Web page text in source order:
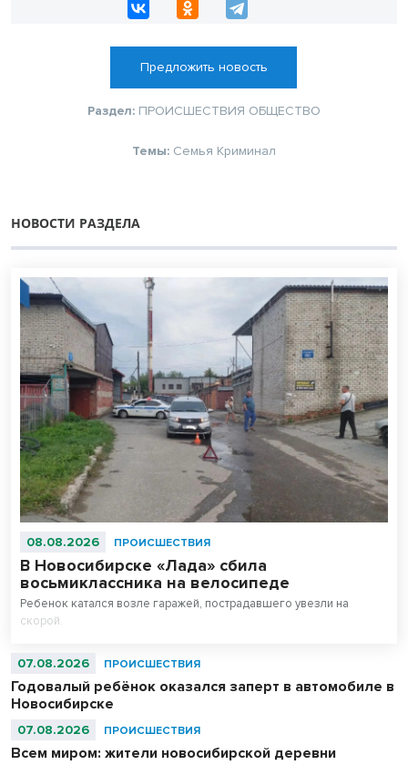
Предложить новость
Раздел: ПРОИСШЕСТВИЯ ОБЩЕСТВО
Темы: Семья Криминал
НОВОСТИ РАЗДЕЛА
08.08.2026 ПРОИСШЕСТВИЯ
В Новосибирске «Лада» сбила
восьмиклассника на велосипеде
Ребенок катался возле гаражей, пострадавшего увезли на
скорой.
07.08.2026 ПРОИСШЕСТВИЯ
Годовалый ребёнок оказался заперт в автомобиле в
Новосибирске
07.08.2026 ПРОИСШЕСТВИЯ
Всем миром: жители новосибирской деревни